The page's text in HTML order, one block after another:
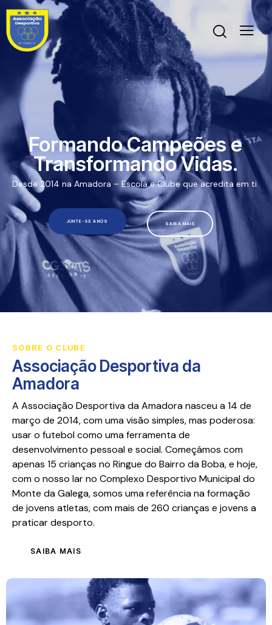
SAIBA MAIS
JUNTE-SE A NÓS
Desde 2014 na Amadora – Escola e Clube que acredita em ti.
Formando Campeões e
Transformando Vidas.
SOBRE O CLUBE
Associação Desportiva da
Amadora
A Associação Desportiva da Amadora nasceu a 14 de
março de 2014, com uma visão simples, mas poderosa:
usar o futebol como uma ferramenta de
desenvolvimento pessoal e social. Começámos com
apenas 15 crianças no Ringue do Bairro da Boba, e hoje,
com o nosso lar no Complexo Desportivo Municipal do
Monte da Galega, somos uma referência na formação
de jovens atletas, com mais de 260 crianças e jovens a
praticar desporto.
SAIBA MAIS